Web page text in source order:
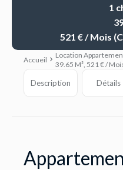
1
521 € / Mois
Accueil
Location
39.65 M², 521 € /
Description Détails